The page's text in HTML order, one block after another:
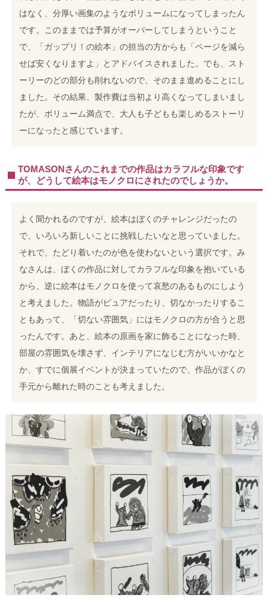
はなく、分厚い画集のようなボリュームになってしまったん
です。このままでは予算がオーバーしてしまうということ
で、「ガップリ！の絵本」の担当の方からも「ページを減ら
せば安くなりますよ」とアドバイスされました。でも、スト
ーリーのどの部分も削れないので、そのまま進めることにし
ました。その結果、製作費は当初より高くなってしまいまし
たが、ボリューム満点で、大人も子どもも楽しめるストーリ
ーになったと感じています。
TOMASONさんのこれまでの作品はカラフルな印象です
が、どうして絵本はモノクロにされたのでしょうか。
よく聞かれるのですが、絵本はぼくのチャレンジだったの
で、いろいろ新しいことに挑戦したいなと思っていました。
それで、たどり着いたのが色を使わないという選択です。み
なさんは、ぼくの作品に対してカラフルな印象を抱いている
から、逆に絵本はモノクロを使って哀愁のあるものにしよう
と考えました。物語がピュアだったり、切なかったりするこ
ともあって、「切ない雰囲気」にはモノクロの方が合うと思
ったんです。あと、絵本の原画を家に飾ることになった時、
部屋の雰囲気を壊さず、インテリアになじむ方がいいかなと
か、すでに個展イベントが決まっていたので、作品がぼくの
手元から離れた時のことも考えました。